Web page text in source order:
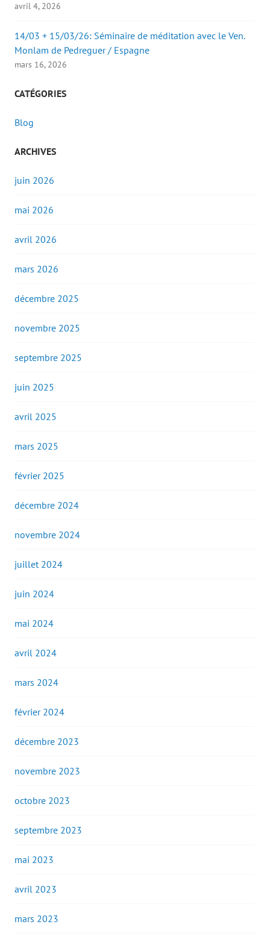
avril 4, 2026
14/03 + 15/03/26: Séminaire de méditation avec le Ven.
Monlam de Pedreguer / Espagne
mars 16, 2026
CATÉGORIES
Blog
ARCHIVES
juin 2026
mai 2026
avril 2026
mars 2026
décembre 2025
novembre 2025
septembre 2025
juin 2025
avril 2025
mars 2025
février 2025
décembre 2024
novembre 2024
juillet 2024
juin 2024
mai 2024
avril 2024
mars 2024
février 2024
décembre 2023
novembre 2023
octobre 2023
septembre 2023
mai 2023
avril 2023
mars 2023